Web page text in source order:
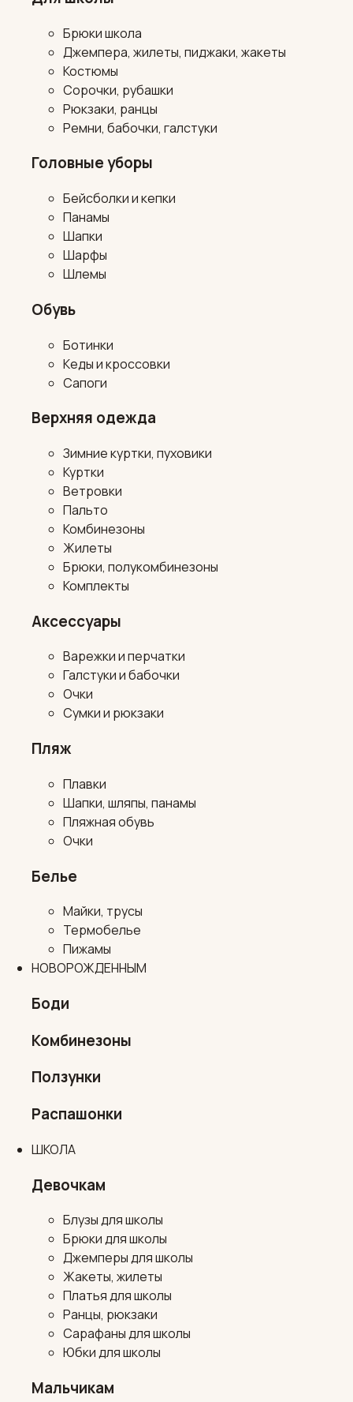
Брюки школа
Джемпера, жилеты, пиджаки, жакеты
Костюмы
Сорочки, рубашки
Рюкзаки, ранцы
Ремни, бабочки, галстуки
Головные уборы
Бейсболки и кепки
Панамы
Шапки
Шарфы
Шлемы
Обувь
Ботинки
Кеды и кроссовки
Сапоги
Верхняя одежда
Зимние куртки, пуховики
Куртки
Ветровки
Пальто
Комбинезоны
Жилеты
Брюки, полукомбинезоны
Комплекты
Аксессуары
Варежки и перчатки
Галстуки и бабочки
Очки
Сумки и рюкзаки
Пляж
Плавки
Шапки, шляпы, панамы
Пляжная обувь
Очки
Белье
Майки, трусы
Термобелье
Пижамы
НОВОРОЖДЕННЫМ
Боди
Комбинезоны
Ползунки
Распашонки
ШКОЛА
Девочкам
Блузы для школы
Брюки для школы
Джемперы для школы
Жакеты, жилеты
Платья для школы
Ранцы, рюкзаки
Сарафаны для школы
Юбки для школы
Мальчикам